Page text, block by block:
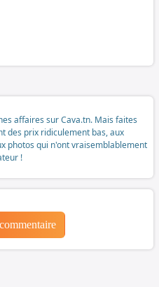
affaires sur Cava.tn. Mais faites
des prix ridiculement bas, aux
photos qui n'ont vraisemblablement
!